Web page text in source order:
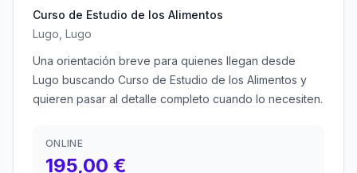
Curso de Estudio de los Alimentos
Lugo, Lugo
Una orientación breve para quienes llegan desde
Lugo buscando Curso de Estudio de los Alimentos y
quieren pasar al detalle completo cuando lo necesiten.
ONLINE
195,00 €